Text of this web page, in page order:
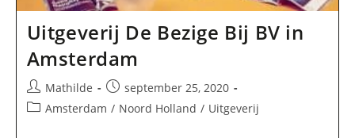
Uitgeverij De Bezige Bij BV in
Amsterdam
Bericht
auteur:
Mathilde
Bericht
gepubliceerd
september 25, 2020
Berichtcategorie:
Amsterdam / Noord Holland / Uitgeverij